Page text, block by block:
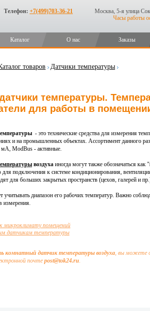
Телефон: +7(499)703-36-21
Москва, 5-я улица
Часы работы
Каталог О нас Заказы
товаров Датчики температуры
температуры.
для работы в
- это технические средства для измерения
и на промышленных объектах. Ассортимент данного
ModBus - активные.
воздухаиногда могут также обозначаться как "
для подключения к системе кондиционирования,
для больших закрытых пространств (цехов, галерей и
учитывать диапазон его рабочих температур. Важно
измерения.
микроклимату помещений
датчикам температуры
комнатный датчик температуры воздуха, вы можете
почте post@tok24.ru.